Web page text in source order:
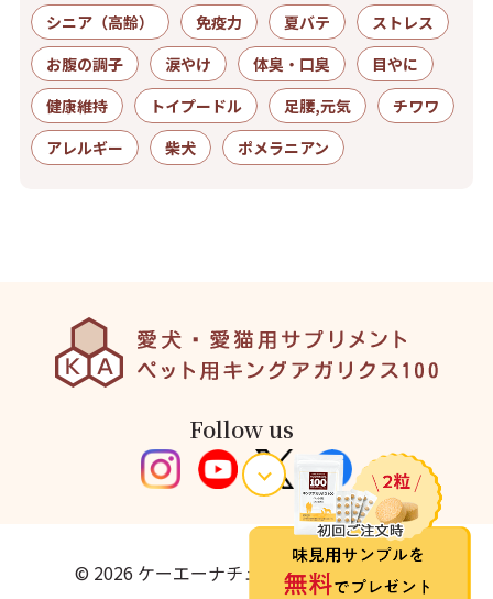
シニア（高齢）
免疫力 夏バテ
ストレス
お腹の調子
涙やけ 体臭・口臭
目やに
健康維持
トイプードル 足腰,元気
チワワ
アレルギー
柴犬 ポメラニアン
Follow us
© 2026 ケーエーナチュラルフーズ株式会社